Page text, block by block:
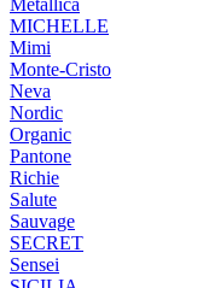
Metallica
MICHELLE
Mimi
Monte-Cristo
Neva
Nordic
Organic
Pantone
Richie
Salute
Sauvage
SECRET
Sensei